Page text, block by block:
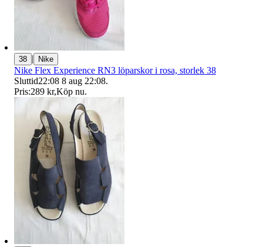
38 | Nike
Nike Flex Experience RN3 löparskor i rosa, storlek 38
Sluttid22:08 8 aug 22:08.
Pris:289 kr,Köp nu.